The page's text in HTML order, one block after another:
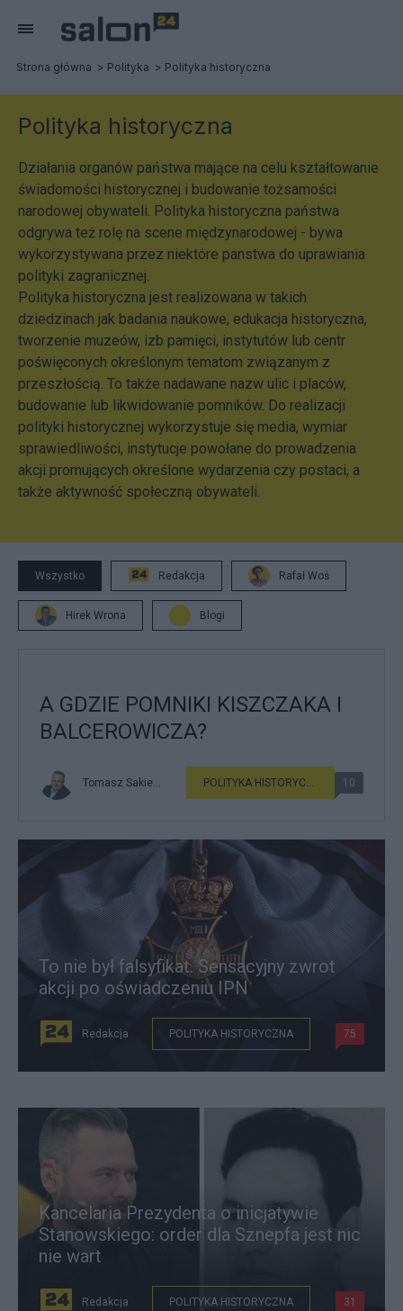
Strona główna Polityka Polityka historyczna
Polityka historyczna
Działania organów państwa mające na celu kształtowanie
świadomości historycznej i budowanie tożsamości
narodowej obywateli. Polityka historyczna państwa
odgrywa też rolę na scene międzynarodowej - bywa
wykorzystywana przez niektóre panstwa do uprawiania
polityki zagranicznej.
Polityka historyczna jest realizowana w takich
dziedzinach jak badania naukowe, edukacja historyczna,
tworzenie muzeów, izb pamięci, instytutów lub centr
poświęconych określonym tematom związanym z
przeszłością. To także nadawane nazw ulic i placów,
budowanie lub likwidowanie pomników. Do realizacji
polityki historycznej wykorzystuje się media, wymiar
sprawiedliwości, instytucje powołane do prowadzenia
akcji promujących określone wydarzenia czy postaci, a
także aktywność społeczną obywateli.
Wszystko Redakcja Rafał Woś
Hirek Wrona Blogi
A GDZIE POMNIKI KISZCZAKA I
BALCEROWICZA?
Tomasz Sakiewicz POLITYKA HISTORYCZNA 10
To nie był falsyfikat. Sensacyjny zwrot
akcji po oświadczeniu IPN
Redakcja POLITYKA HISTORYCZNA 75
Kancelaria Prezydenta o inicjatywie
Stanowskiego: order dla Sznepfa jest nic
nie wart
Redakcja POLITYKA HISTORYCZNA 31